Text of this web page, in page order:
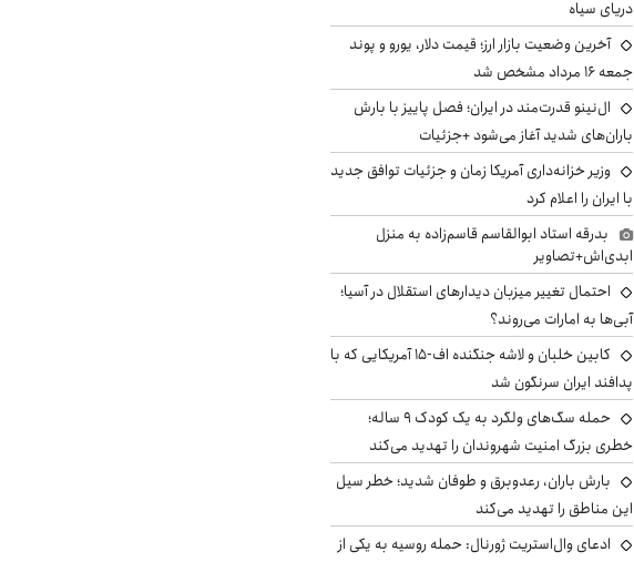
دریای سیاه
آخرین وضعیت بازار ارز؛ قیمت دلار، یورو و پوند
جمعه ۱۶ مرداد مشخص شد
ال‌نینو قدرت‌مند در ایران؛ فصل پاییز با بارش
باران‌های شدید آغاز می‌شود +جزئیات
وزیر خزانه‌داری آمریکا زمان و جزئیات توافق جدید
با ایران را اعلام کرد
بدرقه استاد ابوالقاسم قاسم‌زاده به منزل
ابدی‌اش+تصاویر
احتمال تغییر میزبان دیدارهای استقلال در آسیا؛
آبی‌ها به امارات می‌روند؟
کابین خلبان و لاشه جنگنده اف-۱۵ آمریکایی که با
پدافند ایران سرنگون شد
حمله سگ‌های ولگرد به یک کودک ۹ ساله؛
خطری بزرگ امنیت شهروندان را تهدید می‌کند
بارش باران، رعدوبرق و طوفان شدید؛ خطر سیل
این مناطق را تهدید می‌کند
ادعای وال‌استریت ژورنال: حمله روسیه به یکی از